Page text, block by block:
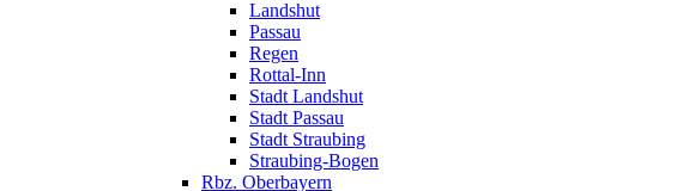
Landshut
Passau
Regen
Rottal-Inn
Stadt Landshut
Stadt Passau
Stadt Straubing
Straubing-Bogen
Rbz. Oberbayern